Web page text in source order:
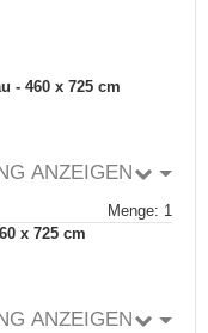
- 460 x 725 cm
ANZEIGEN
Menge: 1
x 725 cm
ANZEIGEN